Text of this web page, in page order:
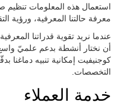
استعمال هذه المعلومات تنظيم
معرفة حالتنا المعرفية، ورؤية
عندما نريد تقوية قدراتنا
أن نختار أنشطة بدعم علميّ
كوجنيفيت إمكانية تنبيه دماغنا
التخصصات.
خدمة العملاء